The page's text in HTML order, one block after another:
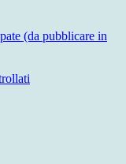
(da pubblicare in